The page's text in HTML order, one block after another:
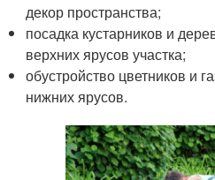
декор пространства;
посадка кустарников и
верхних ярусов участка;
обустройство цветников и
нижних ярусов.